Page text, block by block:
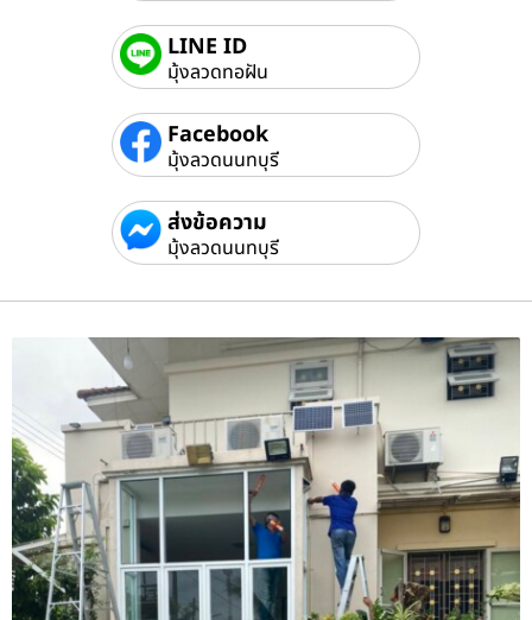
LINE ID
มุ้งลวดทอฝัน
Facebook
มุ้งลวดนนทบุรี
ส่งข้อความ
มุ้งลวดนนทบุรี